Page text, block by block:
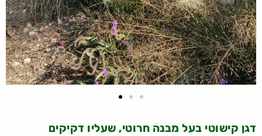
דגן קישוטי בעל מבנה חרוטי, שעליו דקיקים